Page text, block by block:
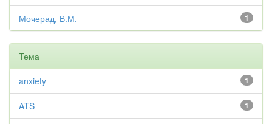
1
Мочерад, В.М.
Тема
1
anxiety
1
ATS